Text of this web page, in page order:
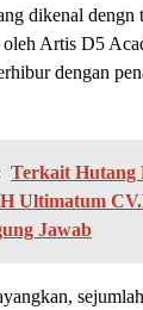
dikenal dengn
Artis D5
dengan
Terkait Hutang
Ultimatum
Jawab